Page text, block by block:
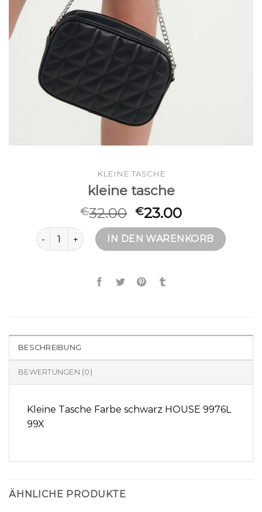
KLEINE TASCHE
kleine tasche
€32.00 €23.00
kleine tasche MengeIN DEN WARENKORB
BESCHREIBUNG
BEWERTUNGEN (0)
Kleine Tasche Farbe schwarz HOUSE 9976L
99X
ÄHNLICHE PRODUKTE